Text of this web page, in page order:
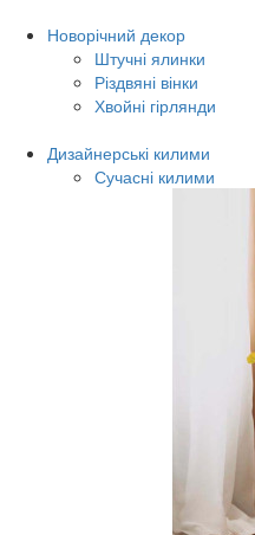
Новорічний декор
Штучні ялинки
Різдвяні вінки
Хвойні гірлянди
Дизайнерські килими
Сучасні килими